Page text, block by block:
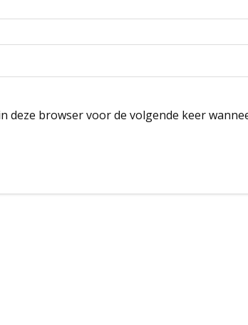
deze browser voor de volgende keer